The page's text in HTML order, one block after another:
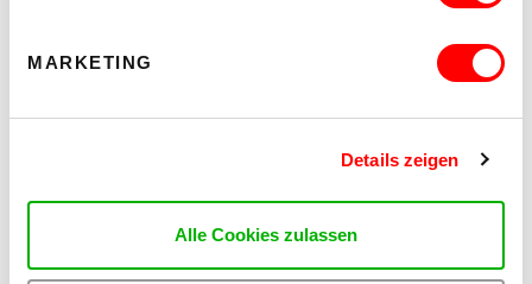
MARKETING
Details zeigen
Alle Cookies zulassen